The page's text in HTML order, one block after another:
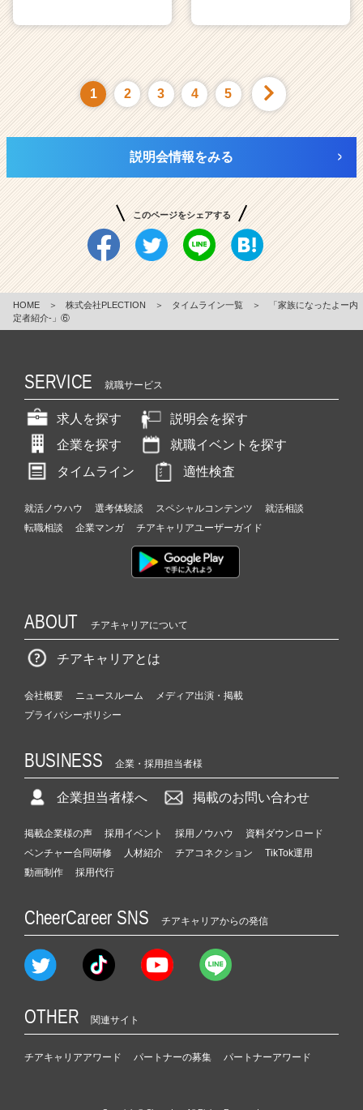
1 2 3 4 5
説明会情報をみる
このページをシェアする
HOME ＞ 株式会社PLECTION ＞ タイムライン一覧 ＞
「家族になったよー内
定者紹介‐」⑥
SERVICE 就職サービス
求人を探す
説明会を探す
企業を探す
就職イベントを探す
タイムライン
適性検査
就活ノウハウ 選考体験談 スペシャルコンテンツ
就活相談
転職相談
企業マンガ チアキャリアユーザーガイド
ABOUT チアキャリアについて
チアキャリアとは
会社概要 ニュースルーム
メディア出演・掲載
プライバシーポリシー
BUSINESS 企業・採用担当者様
企業担当者様へ 掲載のお問い合わせ
掲載企業様の声 採用イベント 採用ノウハウ
資料ダウンロード
ベンチャー合同研修
人材紹介 チアコネクション
TikTok運用
動画制作
採用代行
CheerCareer SNS チアキャリアからの発信
OTHER 関連サイト
チアキャリアアワード パートナーの募集 パートナーアワード